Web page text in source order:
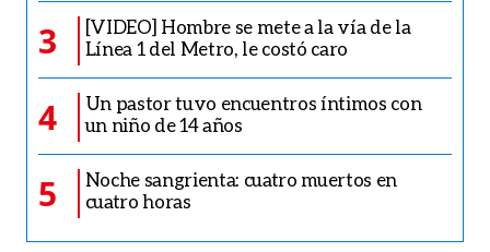
3
[VIDEO] Hombre se mete a la vía de la
Línea 1 del Metro, le costó caro
4
Un pastor tuvo encuentros íntimos con
un niño de 14 años
5
Noche sangrienta: cuatro muertos en
cuatro horas